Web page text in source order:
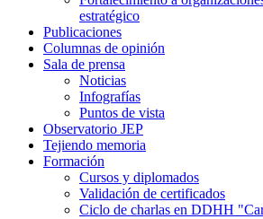
estratégico
Publicaciones
Columnas de opinión
Sala de prensa
Noticias
Infografías
Puntos de vista
Observatorio JEP
Tejiendo memoria
Formación
Cursos y diplomados
Validación de certificados
Ciclo de charlas en DDHH